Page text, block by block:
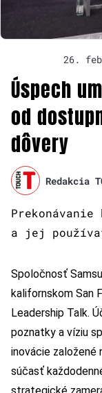
26.
Úspech
od
dôvery
Redakcia
a jej
Spoločnosť
kalifornskom San
Leadership Talk.
poznatky a víziu
inovácie založené
súčasť